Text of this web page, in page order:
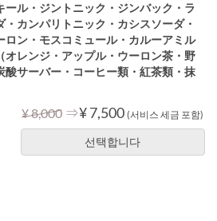
ール・ジントニック・ジンバック・ラ
カンパリトニック・カシスソーダ・
ロン・モスコミュール・カルーアミル
オレンジ・アップル・ウーロン茶・野
サーバー・コーヒー類・紅茶類・抹
¥ 8,000 ⇒¥ 7,500 (서비스 세금 포함)
선택합니다